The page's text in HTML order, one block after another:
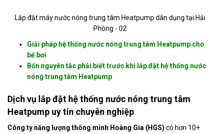
Lắp đặt máy nước nóng trung tâm Heatpump dân dụng tại Hải
Phòng - 02
Giải pháp hệ thống nước nóng trung tâm Heatpump cho
bể bơi
Bốn nguyên tắc phải biết trước khi lắp đặt hệ thống nước
nóng trung tâm Heatpump
Dịch vụ lắp đặt hệ thống nước nóng trung tâm
Heatpump uy tín chuyên nghiệp
Công ty năng lượng thông minh Hoàng Gia (HGS) có hơn 10+